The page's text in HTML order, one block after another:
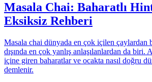
Masala Chai: Baharatlı Hint
Eksiksiz Rehberi
Masala chai dünyada en çok içilen çaylardan
dışında en çok yanlış anlaşılanlardan da biri.
içine giren baharatlar ve ocakta nasıl doğru
demlenir.